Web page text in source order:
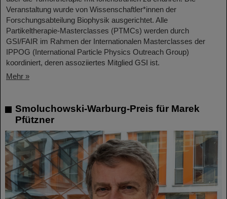
Veranstaltung wurde von Wissenschaftler*innen der
Forschungsabteilung Biophysik ausgerichtet. Alle
Partikeltherapie-Masterclasses (PTMCs) werden durch
GSI/FAIR im Rahmen der Internationalen Masterclasses der
IPPOG (International Particle Physics Outreach Group)
koordiniert, deren assoziiertes Mitglied GSI ist.
Mehr »
Smoluchowski-Warburg-Preis für Marek
Pfützner